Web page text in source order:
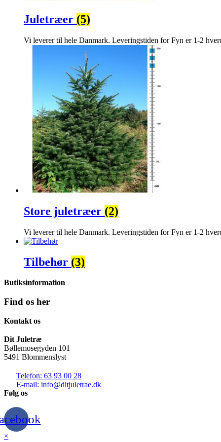
Juletræer (5)
Vi leverer til hele Danmark. Leveringstiden for Fyn er 1-2
Store juletræer (2)
Vi leverer til hele Danmark. Leveringstiden for Fyn er 1-2
Tilbehør (3)
Butiksinformation
Find os her
Kontakt os
Dit Juletræ
Bøllemosegyden 101
5491 Blommenslyst
Telefon: 63 93 00 28
E-mail: info@ditjuletrae.dk
Følg os
×